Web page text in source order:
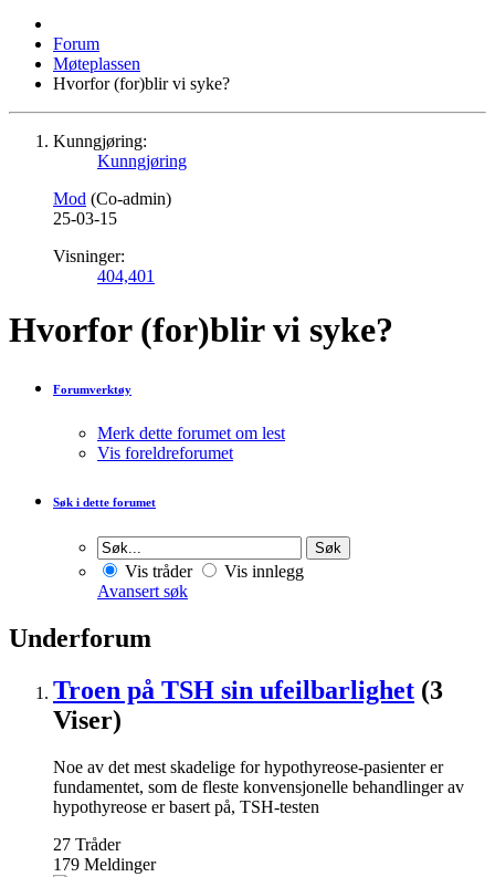
Forum
Møteplassen
Hvorfor (for)blir vi syke?
Kunngjøring:
Kunngjøring
Mod (Co-admin)
25-03-15
Visninger:
404,401
Hvorfor (for)blir vi syke?
Forumverktøy
Merk dette forumet om lest
Vis foreldreforumet
Søk i dette forumet
Vis tråder
Vis innlegg
Avansert søk
Underforum
Troen på TSH sin ufeilbarlighet (3
Viser)
Noe av det mest skadelige for hypothyreose-pasienter er
fundamentet, som de fleste konvensjonelle behandlinger av
hypothyreose er basert på, TSH-testen
27 Tråder
179 Meldinger